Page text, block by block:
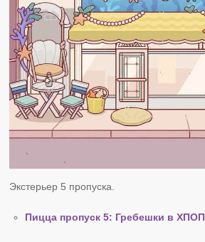
Экстерьер 5 пропуска.
Пицца пропуск 5: Гребешки в ХПОП